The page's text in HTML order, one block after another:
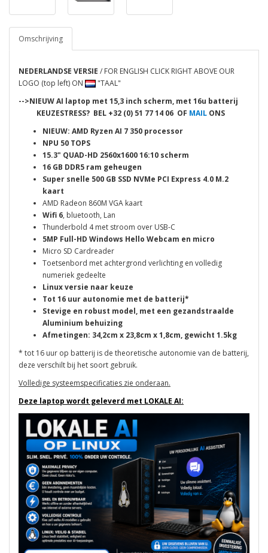
Omschrijving
NEDERLANDSE VERSIE / FOR ENGLISH CLICK RIGHT ABOVE OUR
LOGO (top left) ON
"TAAL"
-->NIEUW AI laptop met 15,3 inch scherm, met 16u batterij
KEUZESTRESS? BEL +32 (0) 51 77 14 06 OF MAIL ONS
NIEUW: AMD Ryzen AI 7 350 processor
NPU 50 TOPS
15.3" QUAD-HD 2560x1600 16:10 scherm
16 GB DDR5 ram geheugen
Super snelle 500 GB SSD NVMe PCI Express 4.0 M.2
kaart
AMD Radeon 860M VGA kaart
Wifi 6, bluetooth, Lan
Thunderbold 4 met stroom over USB-C
5MP Full-HD Windows Hello Webcam en micro
Micro SD Cardreader
Toetsenbord met achtergrond verlichting en volledig
numeriek gedeelte
Linux versie naar keuze
Tot 16 uur autonomie met de batterij*
Stevige en robust model, met een gezandstraalde
Aluminium behuizing
Afmetingen: 34,2cm x 23,8cm x 1,8cm, gewicht 1.5kg
* tot 16 uur op batterij is de theoretische autonomie van de batterij,
deze verschilt bij het soort gebruik.
Volledige systeemspecificaties zie onderaan.
Deze laptop wordt geleverd met LOKALE AI: